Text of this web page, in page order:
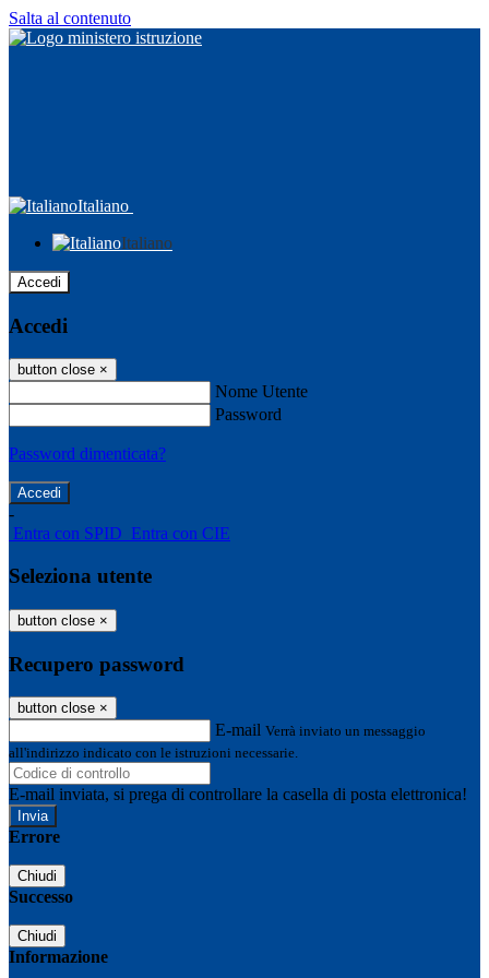
Salta al contenuto
Italiano
Italiano
Accedi
Accedi
button close ×
Nome Utente
Password
Password dimenticata?
-
Entra con SPID Entra con CIE
Seleziona utente
button close ×
Recupero password
button close ×
E-mail Verrà inviato un messaggio
all'indirizzo indicato con le istruzioni necessarie.
E-mail inviata, si prega di controllare la casella di posta elettronica!
Errore
Chiudi
Successo
Chiudi
Informazione